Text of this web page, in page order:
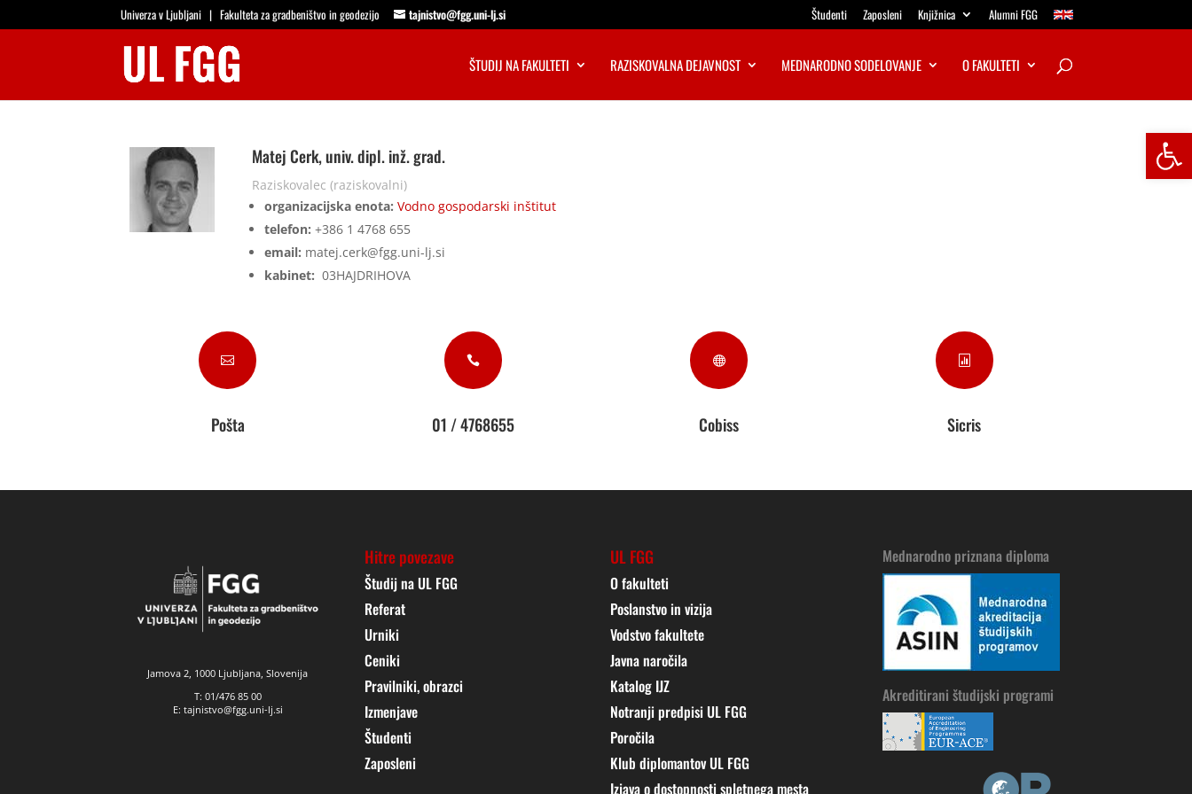
Univerza v Ljubljani |Fakulteta za gradbeništvo in geodezijo tajnistvo@fgg.uni-lj.si Študenti Zaposleni Knjižnica Alumni FGG
ŠTUDIJ NA FAKULTETI RAZISKOVALNA DEJAVNOST MEDNARODNO SODELOVANJE O FAKULTETI
Matej Cerk, univ. dipl. inž. grad.
Raziskovalec (raziskovalni)
organizacijska enota: Vodno gospodarski inštitut
telefon: +386 1 4768 655
email: matej.cerk@fgg.uni-lj.si
kabinet: 03HAJDRIHOVA

Pošta

01 / 4768655

Cobiss

Sicris
Jamova 2, 1000 Ljubljana, Slovenija
T: 01/476 85 00
E: tajnistvo@fgg.uni-lj.si
Hitre povezave
Študij na UL FGG
Referat
Urniki
Ceniki
Pravilniki, obrazci
Izmenjave
Študenti
Zaposleni
UL FGG
O fakulteti
Poslanstvo in vizija
Vodstvo fakultete
Javna naročila
Katalog IJZ
Notranji predpisi UL FGG
Poročila
Klub diplomantov UL FGG
Izjava o dostopnosti spletnega mesta
Mednarodno priznana diploma
Akreditirani študijski programi